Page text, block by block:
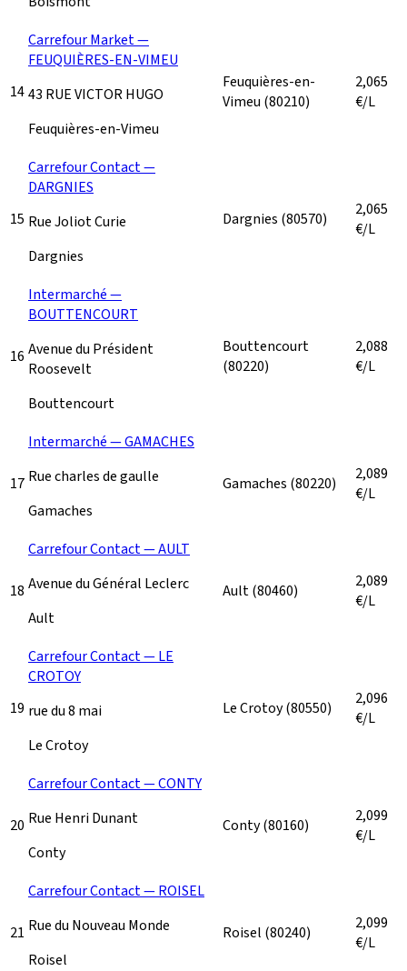
14
Carrefour Market —
FEUQUIÈRES-EN-VIMEU
43 RUE VICTOR HUGO
Feuquières-en-Vimeu
Feuquières-en-
Vimeu (80210)
2,065
€/L
15
Carrefour Contact —
DARGNIES
Rue Joliot Curie
Dargnies
Dargnies (80570)
2,065
€/L
16
Intermarché —
BOUTTENCOURT
Avenue du Président
Roosevelt
Bouttencourt
Bouttencourt
(80220)
2,088
€/L
17
Intermarché — GAMACHES
Rue charles de gaulle
Gamaches
Gamaches (80220)
2,089
€/L
18
Carrefour Contact — AULT
Avenue du Général Leclerc
Ault
Ault(80460)
2,089
€/L
19
Carrefour Contact — LE
CROTOY
rue du 8 mai
Le Crotoy
Le Crotoy(80550)
2,096
€/L
20
Carrefour Contact — CONTY
Rue Henri Dunant
Conty
Conty(80160)
2,099
€/L
21
Carrefour Contact — ROISEL
Rue du Nouveau Monde
Roisel
Roisel (80240)
2,099
€/L